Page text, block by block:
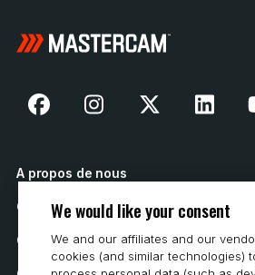
A propos de nous
Contactez nous
Comment acheter
We would like your consent
We and our affiliates and our
cookies (and similar technologies)